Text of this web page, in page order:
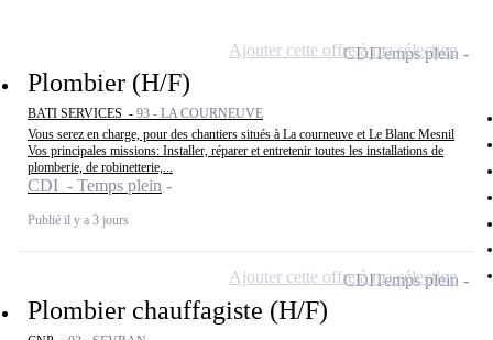
Plombier (H/F)
BATI SERVICES - 93 - LA COURNEUVE
Vous serez en charge, pour des chantiers situés à La courneuve et Le Blanc Mesnil
Vos principales missions: Installer, réparer et entretenir toutes les installations de
plomberie, de robinetterie,...
CDI - Temps plein
Publié il y a 3 jours
CDITemps plein
Ajouter cette offre à ma sélection
Plombier chauffagiste (H/F)
CDITemps plein
Ajouter cette offre à ma sélection